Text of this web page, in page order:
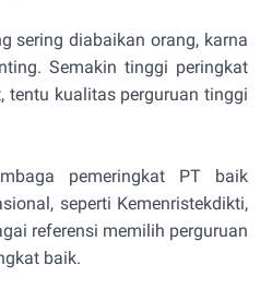
sering diabaikan orang, karna
Semakin tinggi peringkat
tentu kualitas perguruan tinggi
pemeringkat PT baik
seperti Kemenristekdikti,
referensi memilih perguruan
baik.